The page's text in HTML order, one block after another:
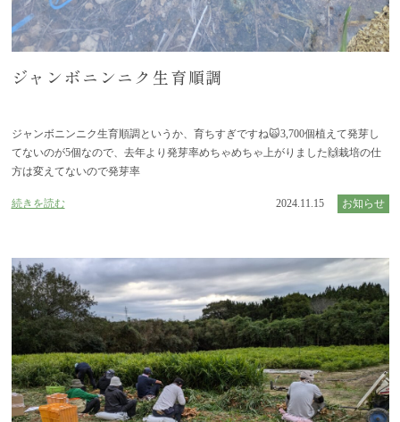
ジャンボニンニク生育順調
ジャンボニンニク生育順調というか、育ちすぎですね🙀3,700個植えて発芽し
てないのが5個なので、去年より発芽率めちゃめちゃ上がりました🙌栽培の仕
方は変えてないので発芽率
続きを読む 2024.11.15 お知らせ